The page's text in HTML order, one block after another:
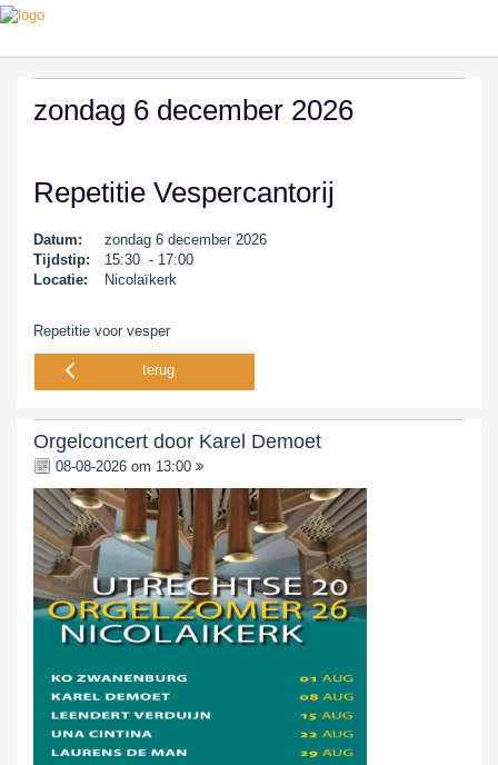
zondag 6 december 2026
Repetitie Vespercantorij
Datum:
zondag 6 december 2026
Tijdstip:
15:30 - 17:00
Locatie:
Nicolaïkerk
Repetitie voor vesper
terug
Orgelconcert door Karel Demoet
08-08-2026 om 13:00